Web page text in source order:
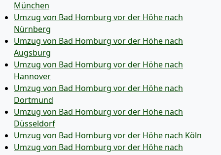
München
Umzug von Bad Homburg vor der Höhe nach
Nürnberg
Umzug von Bad Homburg vor der Höhe nach
Augsburg
Umzug von Bad Homburg vor der Höhe nach
Hannover
Umzug von Bad Homburg vor der Höhe nach
Dortmund
Umzug von Bad Homburg vor der Höhe nach
Düsseldorf
Umzug von Bad Homburg vor der Höhe nach Köln
Umzug von Bad Homburg vor der Höhe nach